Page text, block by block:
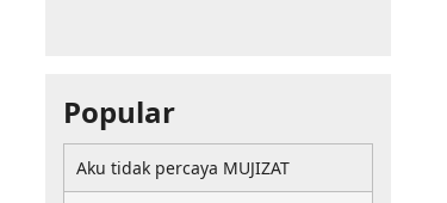
Popular
Aku tidak percaya MUJIZAT